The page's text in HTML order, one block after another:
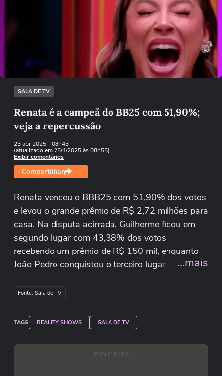
Não foi possível reproduzir o vídeo
Tentar novamente
SALA DE TV
Renata é a campeã do BB25 com 51,90%;
veja a repercussão
23 abr 2025- 08h43
(atualizado em 25/4/2025 às 08h55)
Exibir comentários
Compartilhar
Renata venceu o BBB25 com 51,90% dos votos
e levou o grande prêmio de R$ 2,72 milhões para
casa. Na disputa acirrada, Guilherme ficou em
segundo lugar com 43,38% dos votos,
recebendo um prêmio de R$ 150 mil, enquanto
João Pedro conquistou o terceiro lugar com...mais
Fonte: Sala de TV
TAGS REALITY SHOWS SALA DE TV
PUBLICIDADE